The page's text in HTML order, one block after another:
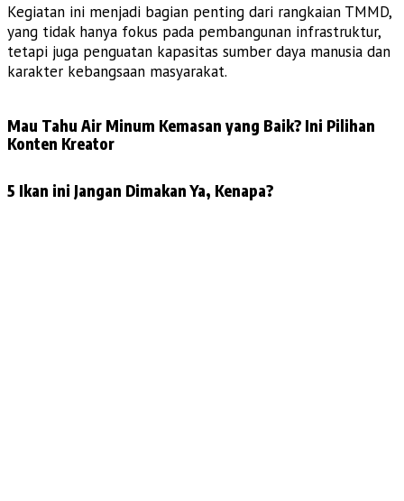
Kegiatan ini menjadi bagian penting dari rangkaian TMMD,
yang tidak hanya fokus pada pembangunan infrastruktur,
tetapi juga penguatan kapasitas sumber daya manusia dan
karakter kebangsaan masyarakat.
Mau Tahu Air Minum Kemasan yang Baik? Ini Pilihan
Konten Kreator
5 Ikan ini Jangan Dimakan Ya, Kenapa?